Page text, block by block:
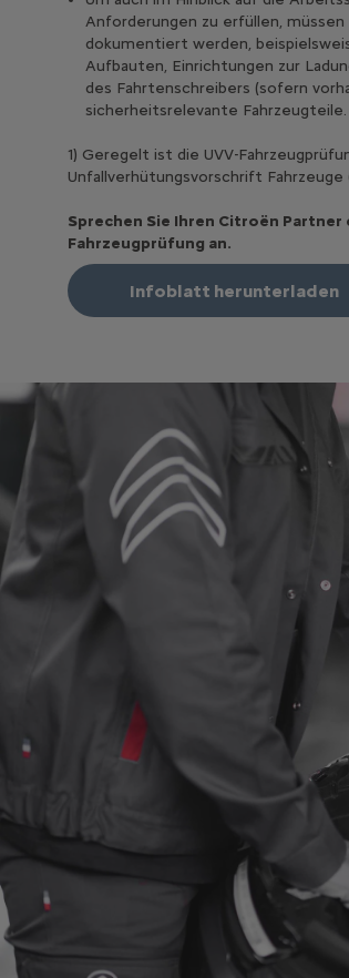
Anforderungen zu erfüllen,
dokumentiert werden,
Aufbauten, Einrichtungen zur
des Fahrtenschreibers (sofern
sicherheitsrelevante Fahrzeugteile.
1) Geregelt ist die UVV-
Unfallverhütungsvorschrift Fahrzeuge
Sprechen Sie Ihren Citroën Partner
Fahrzeugprüfung an.
Infoblatt herunterladen